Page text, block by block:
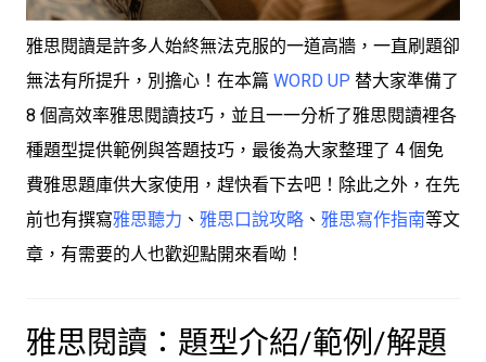
雅思閱讀是許多人始終無法克服的一道高牆，一直刷題卻
無法有所提升，別擔心！在本篇 WORD UP 替大家準備了
8 個高效率雅思閱讀技巧，並且一一分析了雅思閱讀裡各
種題型提供範例與答題技巧，最後為大家整理了 4 個免
費雅思題庫供大家使用，趕快看下去吧！除此之外，在先
前也有撰寫雅思聽力 、 雅思口說攻略 、 雅思寫作指南等文
章，有需要的人也歡迎點開來看呦！
雅思閱讀：題型介紹/範例/解題